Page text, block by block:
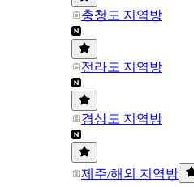
충청도 지역방
전라도 지역방
경상도 지역방
제주/해외 지역방